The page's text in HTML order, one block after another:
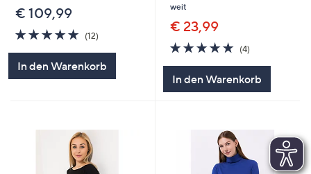
€ 109,99
5.0
von
5
(12)
In den Warenkorb
weit
€ 23,99
5.0
von
5
(4)
In den Warenkorb